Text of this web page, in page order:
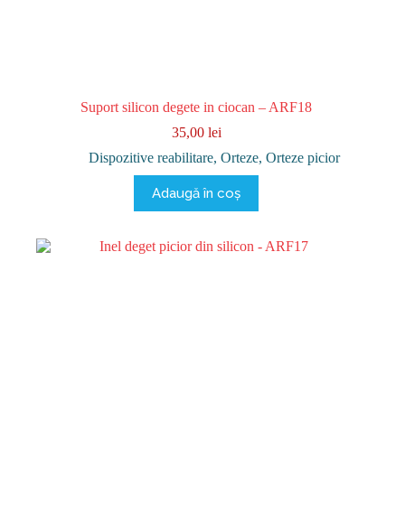
Suport silicon degete in ciocan – ARF18
35,00 lei
Dispozitive reabilitare,Orteze,Orteze picior
Adaugă în coș